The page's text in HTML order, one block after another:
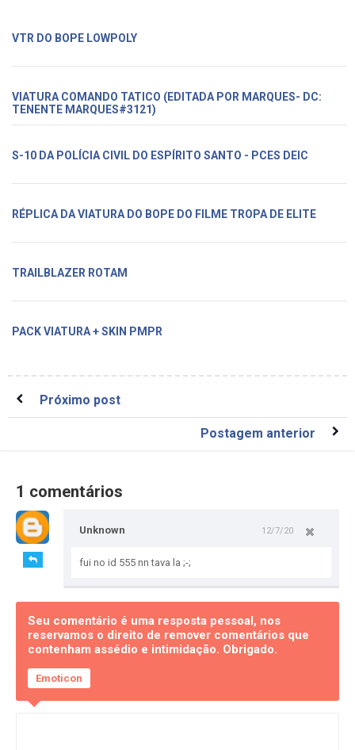
VTR DO BOPE LOWPOLY
VIATURA COMANDO TATICO (EDITADA POR MARQUES- DC:
TENENTE MARQUES#3121)
S-10 DA POLÍCIA CIVIL DO ESPÍRITO SANTO - PCES DEIC
RÉPLICA DA VIATURA DO BOPE DO FILME TROPA DE ELITE
TRAILBLAZER ROTAM
PACK VIATURA + SKIN PMPR
Próximo post
Postagem anterior
1 comentários
Unknown 12/7/20
fui no id 555 nn tava la ;-;
Seu comentário é uma resposta pessoal, nos
reservamos o direito de remover comentários que
contenham assédio e intimidação. Obrigado.
Emoticon